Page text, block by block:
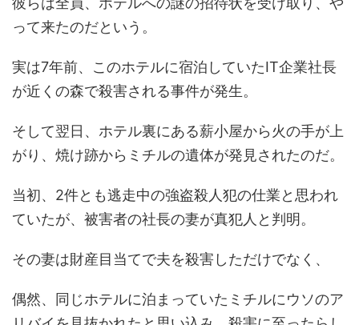
って来たのだという。
実は7年前、このホテルに宿泊していたIT企業社長
が近くの森で殺害される事件が発生。
そして翌日、ホテル裏にある薪小屋から火の手が上
がり、焼け跡からミチルの遺体が発見されたのだ。
当初、2件とも逃走中の強盗殺人犯の仕業と思われ
ていたが、被害者の社長の妻が真犯人と判明。
その妻は財産目当てで夫を殺害しただけでなく、
偶然、同じホテルに泊まっていたミチルにウソのア